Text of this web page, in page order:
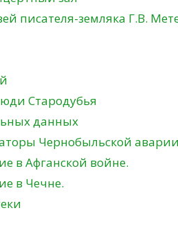
писателя-земляка Г.В.
Стародубья
данных
Чернобыльской
в Афганской войне.
в Чечне.